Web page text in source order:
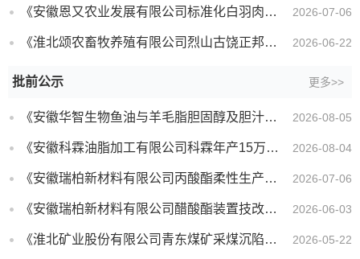
《安徽恩又农业发展有限公司标准化白羽肉鸡数字化养殖项目环境影响报告书》受理公示 2026-07-06
《淮北颂农畜牧养殖有限公司烈山古饶正邦科技养殖场项环境影响报告书》受理公示 2026-06-22
批前公示 更多>>
《安徽华智生物鱼油与羊毛脂胆固醇及胆汁酸产线技术升级改造项目环境影响报告书》批前公示 2026-08-05
《安徽科霖油脂加工有限公司科霖年产15万吨生物油脂项目（一期）环境影响报告书》批前公示 2026-08-04
《安徽瑞柏新材料有限公司丙酸酯柔性生产技改项目环境影响报告书》批前公示 2026-07-06
《安徽瑞柏新材料有限公司醋酸酯装置技改项目环境影响报告书》批前公示 2026-06-03
《淮北矿业股份有限公司青东煤矿采煤沉陷区矿区地质环境治理项目环境影响报告书》批前公示 2026-05-22